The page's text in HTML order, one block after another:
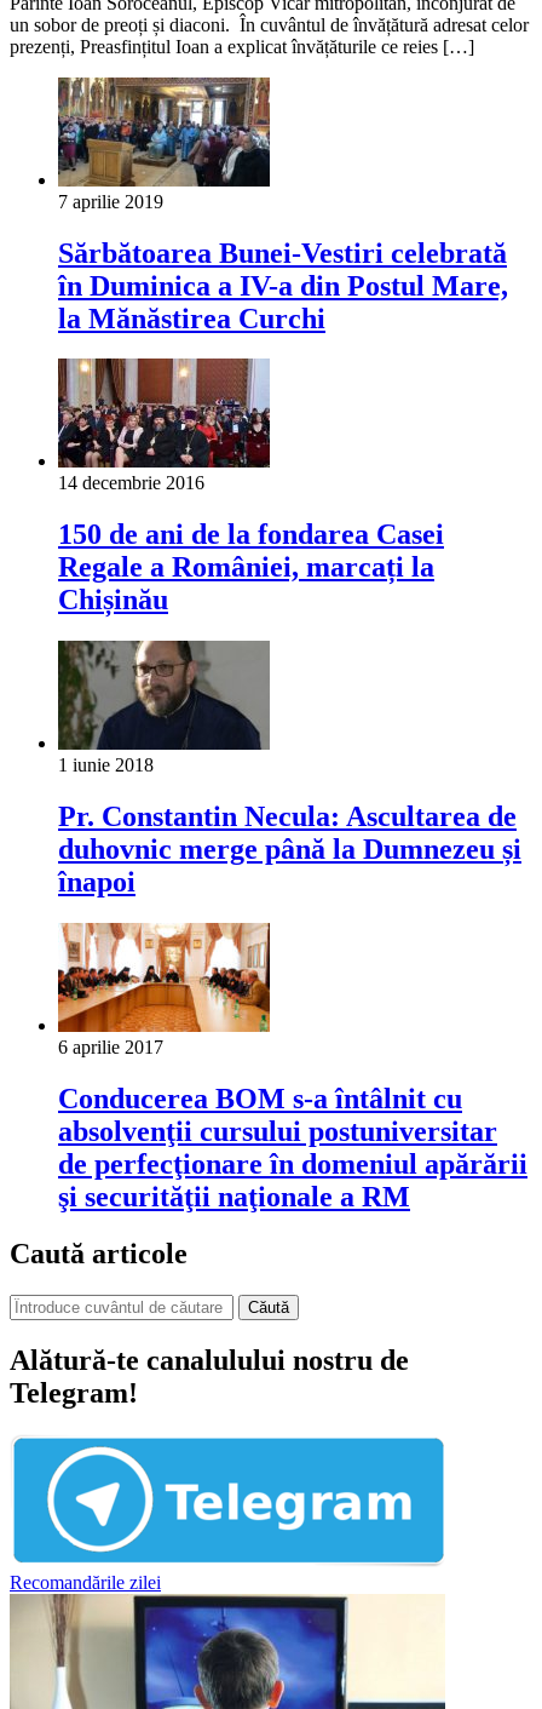
un sobor de preoți și diaconi. În cuvântul de învățătură adresat celor
prezenți, Preasfințitul Ioan a explicat învățăturile ce reies […]
7 aprilie 2019
Sărbătoarea Bunei-Vestiri celebrată
în Duminica a IV-a din Postul Mare,
la Mănăstirea Curchi
14 decembrie 2016
150 de ani de la fondarea Casei
Regale a României, marcați la
Chișinău
1 iunie 2018
Pr. Constantin Necula: Ascultarea de
duhovnic merge până la Dumnezeu și
înapoi
6 aprilie 2017
Conducerea BOM s-a întâlnit cu
absolvenţii cursului postuniversitar
de perfecţionare în domeniul apărării
şi securităţii naţionale a RM
Caută articole
Căută
Alătură-te canalulului nostru de
Telegram!
Recomandările zilei